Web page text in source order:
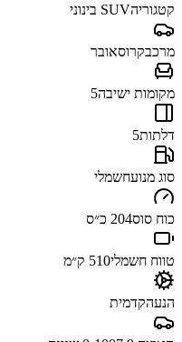
קטגוריהSUV בינוני
מרכבקרוסאובר
מקומות ישיבה5
דלתות5
סוג מנועחשמלי
כוח סוס204 כ״ס
טווח חשמלי510 ק״מ
הנעהקדמית